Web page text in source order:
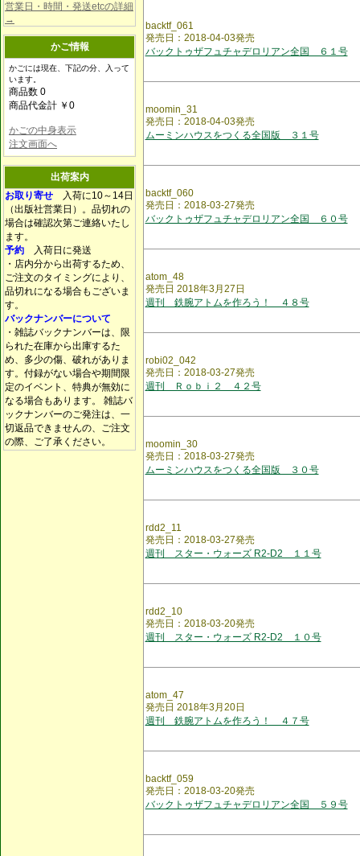
営業日・時間・発送etcの詳細
→
かご情報
かごには現在、下記の分、入って
います。
商品数 0
商品代金計 ￥0
かごの中身表示
注文画面へ
出荷案内
お取り寄せ 入荷に10～14日
（出版社営業日）。品切れの
場合は確認次第ご連絡いたし
ます。
予約 入荷日に発送
・店内分から出荷するため、
ご注文のタイミングにより、
品切れになる場合もございま
す。
バックナンバーについて
・雑誌バックナンバーは、限
られた在庫から出庫するた
め、多少の傷、破れがありま
す。付録がない場合や期間限
定のイベント、特典が無効に
なる場合もあります。 雑誌バ
ックナンバーのご発注は、一
切返品できませんの、ご注文
の際、ご了承ください。
backtf_061
発売日：2018-04-03発売
バックトゥザフュチャデロリアン全国 ６１号
moomin_31
発売日：2018-04-03発売
ムーミンハウスをつくる全国版 ３１号
backtf_060
発売日：2018-03-27発売
バックトゥザフュチャデロリアン全国 ６０号
atom_48
発売日 2018年3月27日
週刊 鉄腕アトムを作ろう！ ４８号
robi02_042
発売日：2018-03-27発売
週刊 Ｒｏｂｉ２ ４２号
moomin_30
発売日：2018-03-27発売
ムーミンハウスをつくる全国版 ３０号
rdd2_11
発売日：2018-03-27発売
週刊 スター・ウォーズ R2-D2 １１号
rdd2_10
発売日：2018-03-20発売
週刊 スター・ウォーズ R2-D2 １０号
atom_47
発売日 2018年3月20日
週刊 鉄腕アトムを作ろう！ ４７号
backtf_059
発売日：2018-03-20発売
バックトゥザフュチャデロリアン全国 ５９号